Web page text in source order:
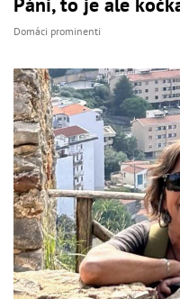
Domáci prominenti